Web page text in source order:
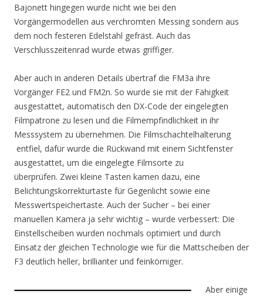
Bajonett hingegen wurde nicht wie bei den
Vorgängermodellen aus verchromten Messing sondern aus
dem noch festeren Edelstahl gefräst. Auch das
Verschlusszeitenrad wurde etwas griffiger.
Aber auch in anderen Details übertraf die FM3a ihre
Vorgänger FE2 und FM2n. So wurde sie mit der Fähigkeit
ausgestattet, automatisch den DX-Code der eingelegten
Filmpatrone zu lesen und die Filmempfindlichkeit in ihr
Messsystem zu übernehmen. Die Filmschachtelhalterung
entfiel, dafür wurde die Rückwand mit einem Sichtfenster
ausgestattet, um die eingelegte Filmsorte zu
überprüfen. Zwei kleine Tasten kamen dazu, eine
Belichtungskorrekturtaste für Gegenlicht sowie eine
Messwertspeichertaste. Auch der Sucher – bei einer
manuellen Kamera ja sehr wichtig – wurde verbessert: Die
Einstellscheiben wurden nochmals optimiert und durch
Einsatz der gleichen Technologie wie für die Mattscheiben der
F3 deutlich heller, brillianter und feinkörniger.
Aber einige